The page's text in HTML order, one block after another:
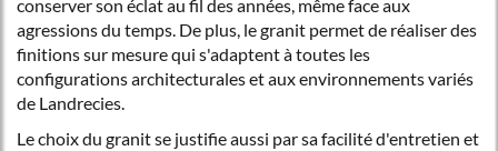
conserver son éclat au fil des années, même face aux
agressions du temps. De plus, le granit permet de réaliser des
finitions sur mesure qui s'adaptent à toutes les
configurations architecturales et aux environnements variés
de Landrecies.
Le choix du granit se justifie aussi par sa facilité d'entretien et